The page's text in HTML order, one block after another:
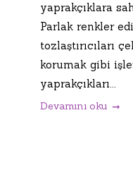
yaprakçıklara
Parlak renkler
tozlaştırıcıları
korumak gibi
yaprakçıkları...
Devamını oku